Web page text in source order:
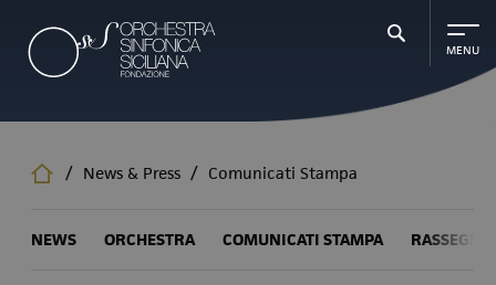
contenuto
principale
/ News & Press / Comunicati Stampa
NEWS ORCHESTRA COMUNICATI STAMPA